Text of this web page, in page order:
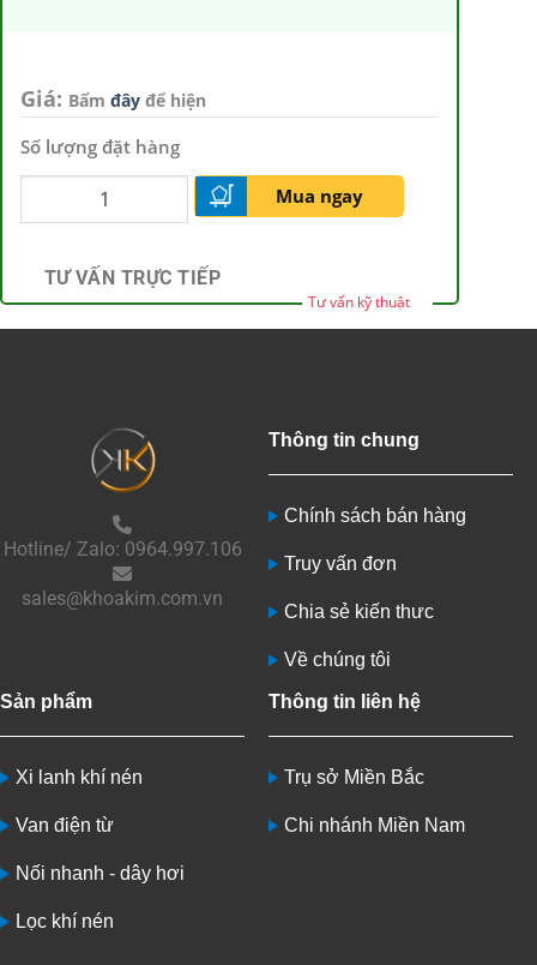
Giá: Bấm đây để hiện
Số lượng đặt hàng
Mua ngay
TƯ VẤN TRỰC TIẾP
Tư vấn kỹ thuật
Hotline/ Zalo: 0964.997.106
sales@khoakim.com.vn
Thông tin chung
Chính sách bán hàng
Truy vấn đơn
Chia sẻ kiến thưc
Về chúng tôi
Sản phẩm
Xi lanh khí nén
Van điện từ
Nối nhanh - dây hơi
Lọc khí nén
Thông tin liên hệ
Trụ sở Miền Bắc
Chi nhánh Miền Nam